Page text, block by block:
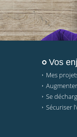
Vos
Mes
Se
Sécuriser